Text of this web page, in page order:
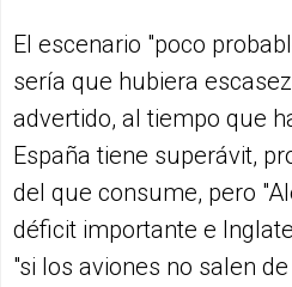
El escenario "poco
sería que hubiera
advertido, al tiempo que
España tiene superávit,
del que consume, pero
déficit importante e
"si los aviones no salen